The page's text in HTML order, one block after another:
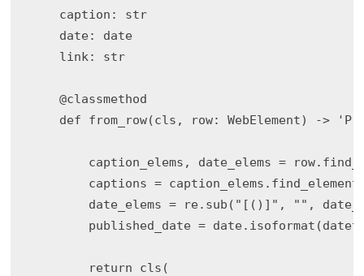
    caption: str
    date: date
    link: str
    @classmethod
def from_row(cls, row: WebElement) ->
caption_elems, date_elems =
captions =
date_elems = re.sub("[()]", "",
published_date =
        return cls(